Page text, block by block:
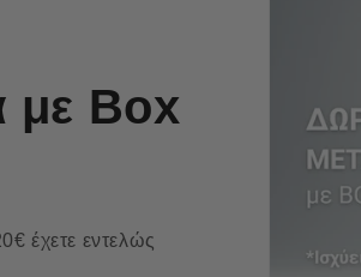
με Box
έχετε εντελώς